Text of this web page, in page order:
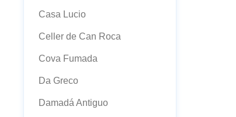
Casa Lucio
Celler de Can Roca
Cova Fumada
Da Greco
Damadá Antiguo